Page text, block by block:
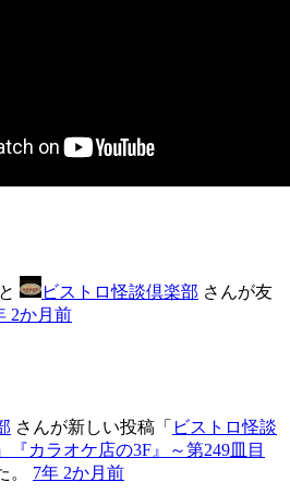
ビストロ怪談倶楽部 さんが友
2か月前
さんが新しい投稿「 ビストロ怪談
『カラオケ店の3F』～第249皿目
。 7年 2か月前